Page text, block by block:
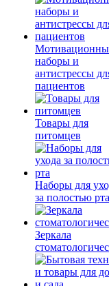
наборы и
антистрессы
пациентов
Товары для
питомцев
Наборы для
за полостью рта
Зеркала